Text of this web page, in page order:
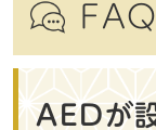
FAQ
AEDが